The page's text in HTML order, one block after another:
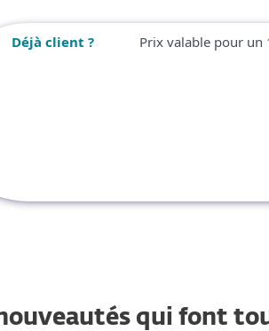
Déjà client ? Prix valable pour un
qui font